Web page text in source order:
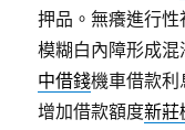
押品。無癢進行
模糊白內障形成
中借錢機車借款
增加借款額度新莊